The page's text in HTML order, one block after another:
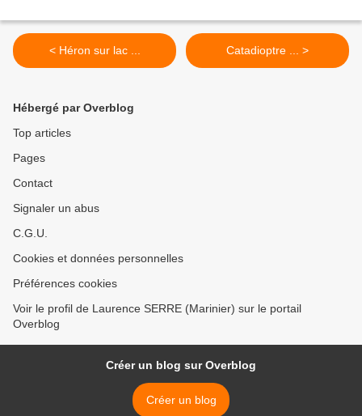
< Héron sur lac ... Catadioptre ... >
Hébergé par Overblog
Top articles
Pages
Contact
Signaler un abus
C.G.U.
Cookies et données personnelles
Préférences cookies
Voir le profil de Laurence SERRE (Marinier) sur le portail
Overblog
Créer un blog sur Overblog
Créer un blog